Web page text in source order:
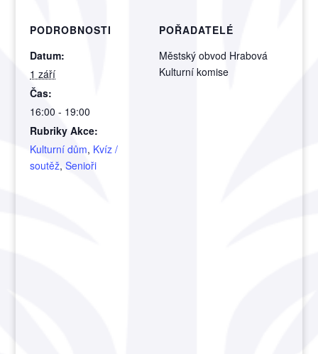
PODROBNOSTI
Datum:
1 září
Čas:
16:00 - 19:00
Rubriky Akce:
Kulturní dům, Kvíz /
soutěž,Senioři
POŘADATELÉ
Městský obvod Hrabová
Kulturní komise